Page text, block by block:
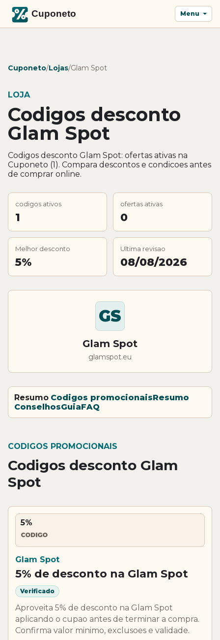
Menu
Cuponeto/Lojas/Glam Spot
LOJA
Codigos desconto
Glam Spot
Codigos desconto Glam Spot: ofertas ativas na
Cuponeto (1). Compara descontos e condicoes antes
de comprar online.
codigos ativos
1
ofertas ativas
0
Melhor desconto
5%
Ultima revisao
08/08/2026
GS
Glam Spot
glamspot.eu
Resumo Codigos promocionaisResumo
ConselhosGuiaFAQ
CODIGOS PROMOCIONAIS
Codigos desconto Glam
Spot
5%
CODIGO
Glam Spot
5% de desconto na Glam Spot
Verificado
Aproveita 5% de desconto na Glam Spot
aplicando o cupao antes de terminar a compra.
Confirma valor minimo, exclusoes e validade.